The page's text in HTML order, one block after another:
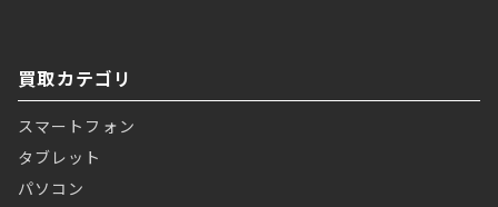
買取カテゴリ
スマートフォン
タブレット
パソコン